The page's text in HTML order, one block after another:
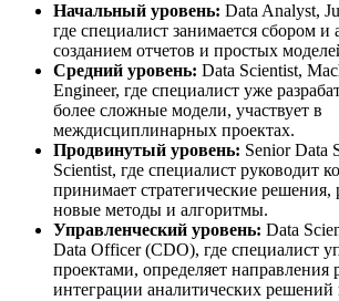
Начальный уровень: Data Analyst,
где специалист занимается сбором
созданием отчетов и простых
Средний уровень: Data Scientist,
Engineer, где специалист уже
более сложные модели, участвует в
междисциплинарных проектах.
Продвинутый уровень: Senior Data
Scientist, где специалист руководит
принимает стратегические решения,
новые методы и алгоритмы.
Управленческий уровень: Data
Data Officer (CDO), где специалист
проектами, определяет направления
интеграции аналитических решений